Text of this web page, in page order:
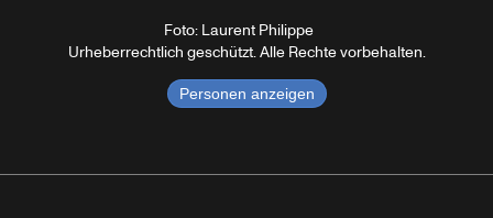
Foto: Laurent Philippe
Urheberrechtlich geschützt. Alle Rechte vorbehalten.
Personen anzeigen